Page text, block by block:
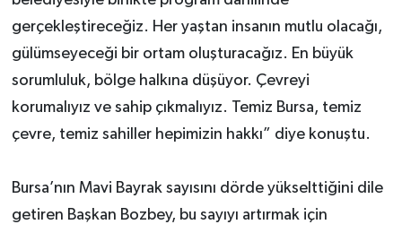
gerçekleştireceğiz. Her yaştan insanın mutlu olacağı,
gülümseyeceği bir ortam oluşturacağız. En büyük
sorumluluk, bölge halkına düşüyor. Çevreyi
korumalıyız ve sahip çıkmalıyız. Temiz Bursa, temiz
çevre, temiz sahiller hepimizin hakkı” diye konuştu.
Bursa’nın Mavi Bayrak sayısını dörde yükselttiğini dile
getiren Başkan Bozbey, bu sayıyı artırmak için